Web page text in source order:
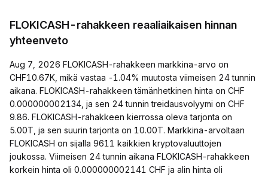
FLOKICASH-rahakkeen reaaliaikaisen hinnan
yhteenveto
Aug 7, 2026 FLOKICASH-rahakkeen markkina-arvo on
CHF10.67K, mikä vastaa -1.04% muutosta viimeisen 24 tunnin
aikana. FLOKICASH-rahakkeen tämänhetkinen hinta on CHF
0.000000002134, ja sen 24 tunnin treidausvolyymi on CHF
9.86. FLOKICASH-rahakkeen kierrossa oleva tarjonta on
5.00T, ja sen suurin tarjonta on 10.00T. Markkina-arvoltaan
FLOKICASH on sijalla 9611 kaikkien kryptovaluuttojen
joukossa. Viimeisen 24 tunnin aikana FLOKICASH-rahakkeen
korkein hinta oli 0.000000002141 CHF ja alin hinta oli